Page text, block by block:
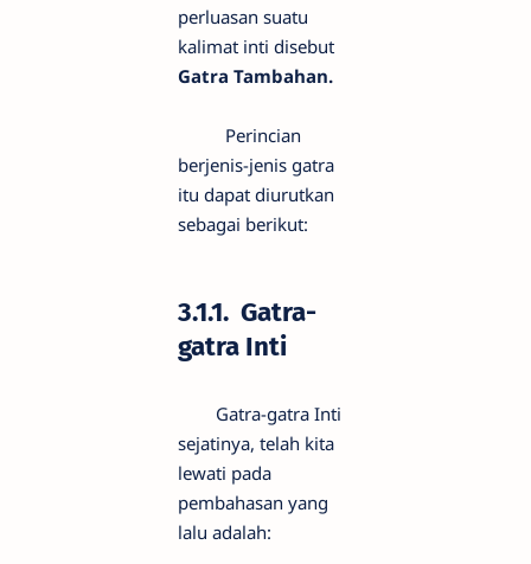
perluasan suatu
kalimat inti disebut
Gatra Tambahan.
Perincian
berjenis-jenis gatra
itu dapat diurutkan
sebagai berikut:
3.1.1. Gatra-
gatra Inti
Gatra-gatra Inti
sejatinya, telah kita
lewati pada
pembahasan yang
lalu adalah: